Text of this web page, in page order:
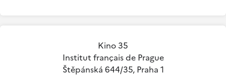
Kino 35
Institut français de Prague
Štěpánská 644/35, Praha 1